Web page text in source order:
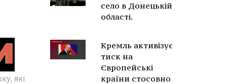
які
село в Донецькій
області.
Кремль активізує
тиск на
Європейські
країни стосовно